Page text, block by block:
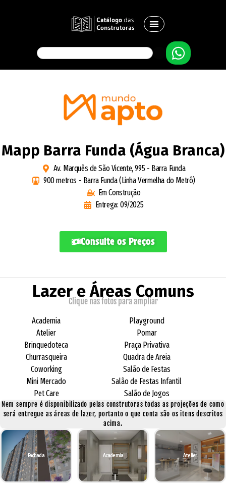
Mapp Barra Funda (Água Branca)
Av. Marquês de São Vicente, 995 - Barra Funda
900 metros - Barra Funda (Linha Vermelha do Metrô)
Em Construção
Entrega: 09/2025
Consulte os Preços
Lazer e Áreas Comuns
Clique nas fotos para ampliar
Academia
Atelier
Brinquedoteca
Churrasqueira
Coworking
Mini Mercado
Pet Care
Playground
Pomar
Praça Privativa
Quadra de Areia
Salão de Festas
Salão de Festas Infantil
Salão de Jogos
Nem sempre é disponibilizado pelas construtoras todas as projeções de como
será entregue as áreas de lazer, portanto o que conta são os itens descritos
acima.
Fachada Academia Atelier